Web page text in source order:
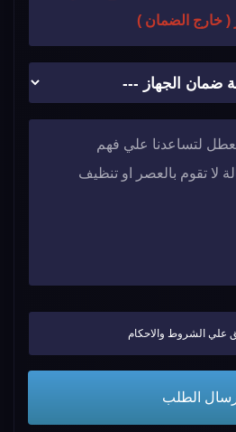
( خارج الضمان )
علي الشروط والاحكام